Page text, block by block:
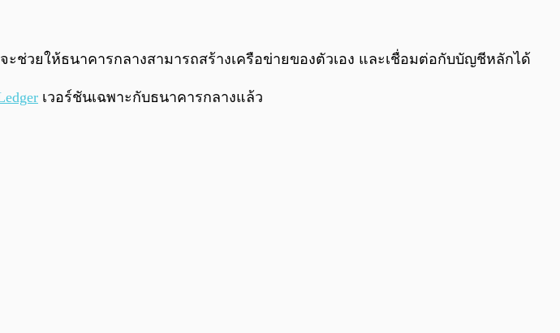
ะช่วยให้ธนาคารกลางสามารถสร้างเครือข่ายของตัวเอง และเชื่อมต่อกับบัญชีหลักได้
เวอร์ชันเฉพาะกับธนาคารกลางแล้ว